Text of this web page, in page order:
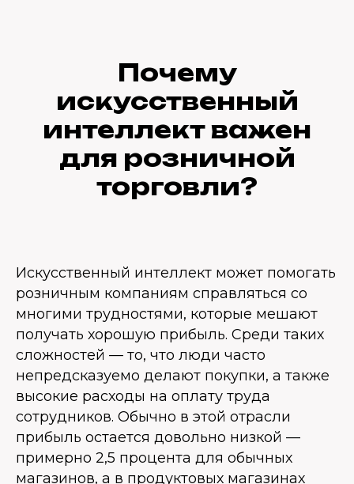
Почему
искусственный
интеллект важен
для розничной
торговли?
Искусственный интеллект может помогать
розничным компаниям справляться со
многими трудностями, которые мешают
получать хорошую прибыль. Среди таких
сложностей — то, что люди часто
непредсказуемо делают покупки, а также
высокие расходы на оплату труда
сотрудников. Обычно в этой отрасли
прибыль остается довольно низкой —
примерно 2,5 процента для обычных
магазинов, а в продуктовых магазинах